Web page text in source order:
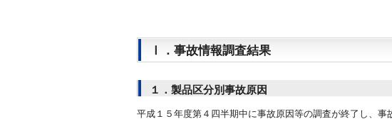
Ⅰ．事故情報調査結果
１．製品区分別事故原因
平成１５年度第４四半期中に事故原因等の調査が終了し、